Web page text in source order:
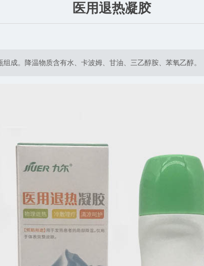
医用退热凝胶
成。降温物质含有水、卡波姆、甘油、三乙醇胺、苯氧乙醇。